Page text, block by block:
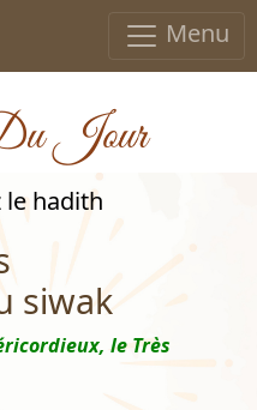
Menu
Jour
hadith
siwak
le Très